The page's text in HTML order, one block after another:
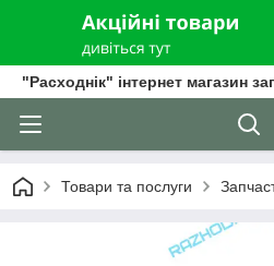
"Расходнік" інтернет магазин
Товари та послуги